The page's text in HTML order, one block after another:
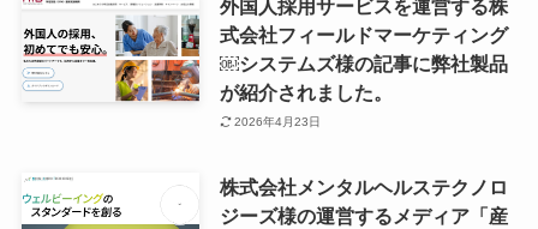
外国人採用サービスを運営する株
式会社フィールドマーケティング
￼システムズ様の記事に弊社製品
が紹介されました。
2026年4月23日
株式会社メンタルヘルステクノロ
ジーズ様の運営するメディア「産